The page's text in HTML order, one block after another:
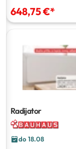
648,75 €*
Radijator
do 18.08